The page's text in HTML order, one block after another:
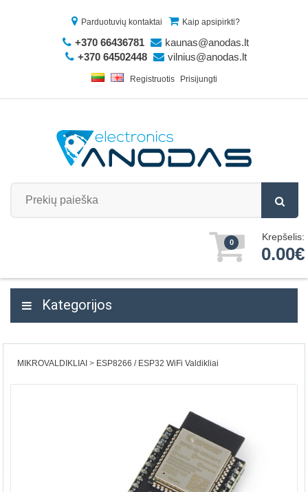
Parduotuvių kontaktai Kaip apsipirkti?
+370 66436781
kaunas@anodas.lt
+370 64502448
vilnius@anodas.lt
Registruotis Prisijungti
0 Krepšelis:
0.00€
Kategorijos
MIKROVALDIKLIAI ESP8266 / ESP32 WiFi Valdikliai